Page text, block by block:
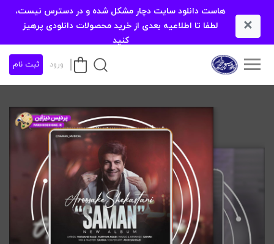
×
هاست دانلود سایت دچار مشکل شده و در دسترس نیست،
لطفا تا اطلاعیه بعدی از خرید محصولات دانلودی پرهیز
کنید
ورود ثبت نام